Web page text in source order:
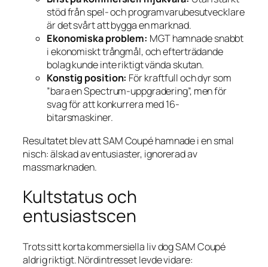
stöd från spel- och programvarube­sutvecklare
är det svårt att bygga en marknad.
Ekonomiska problem: MGT hamnade snabbt
i ekonomiskt trångmål, och efterträdande
bolag kunde inte riktigt vända skutan.
Konstig position: För kraftfull och dyr som
”bara en Spectrum-uppgradering”, men för
svag för att konkurrera med 16-
bitarsmaskiner.
Resultatet blev att SAM Coupé hamnade i en smal
nisch: älskad av entusiaster, ignorerad av
massmarknaden.
Kultstatus och
entusiastscen
Trots sitt korta kommersiella liv dog SAM Coupé
aldrig riktigt. Nördintresset levde vidare: